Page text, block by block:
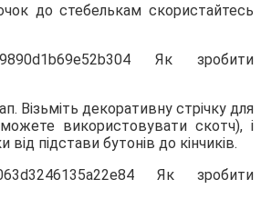
до стебелькам скористайтесь
Візьміть декоративну стрічку для
використовувати скотч), і
підстави бутонів до кінчиків.